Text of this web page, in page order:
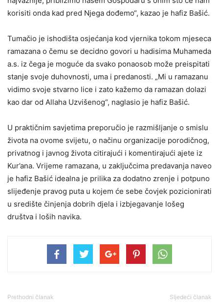
korisiti onda kad pred Njega dođemo“, kazao je hafiz Bašić.
Tumačio je ishodišta osjećanja kod vjernika tokom mjeseca
ramazana o čemu se decidno govori u hadisima Muhameda
a.s. iz čega je moguće da svako ponaosob može preispitati
stanje svoje duhovnosti, uma i predanosti. „Mi u ramazanu
vidimo svoje stvarno lice i zato kažemo da ramazan dolazi
kao dar od Allaha Uzvišenog“, naglasio je hafiz Bašić.
U praktičnim savjetima preporučio je razmišljanje o smislu
života na ovome svijetu, o načinu organizacije porodičnog,
privatnog i javnog života citirajući i komentirajući ajete iz
Kur’ana. Vrijeme ramazana, u zaključcima predavanja naveo
je hafiz Bašić idealna je prilika za dodatno zrenje i potpuno
slijeđenje pravog puta u kojem će sebe čovjek pozicionirati
u središte činjenja dobrih djela i izbjegavanje lošeg
društva i loših navika.
Prethodni članak Sljedeći članak